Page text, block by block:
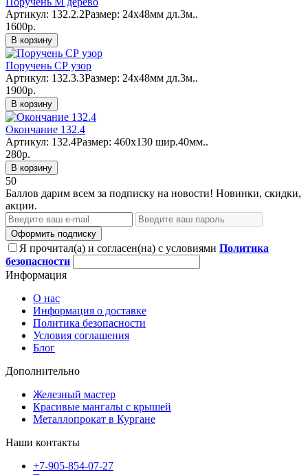
Артикул: 132.2.2Размер: 24х48мм дл.3м..
1600р.
В корзину
Поручень СР узор
Артикул: 132.3.3Размер: 24х48мм дл.3м..
1900р.
В корзину
Окончание 132.4
Артикул: 132.4Размер: 460х130 шир.40мм..
280р.
В корзину
50
Баллов дарим всем за подписку на новости! Новинки, скидки,
акции.
Оформить подписку
Я прочитал(а) и согласен(на) с условиями Политика
безопасности
Информация
О нас
Информация о доставке
Политика безопасности
Условия соглашения
Блог
Дополнительно
Железный мастер
Красивые мангалы с крышей
Металлопрокат в Кургане
Наши контакты
+7-905-854-07-27